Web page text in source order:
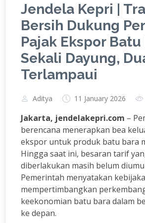
Jendela Kepri |
Bersih Dukung
Pajak Ekspor Batu
Sekali Dayung,
Terlampaui
Aditya 11 January 2026
Jakarta, jendelakepri.com –
berencana menerapkan bea
ekspor untuk produk batu bara
Hingga saat ini, besaran tarif
diberlakukan masih belum
Pemerintah menyatakan
mempertimbangkan
keekonomian batu bara dalam
ke depan.